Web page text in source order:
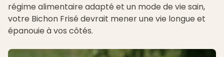
régime alimentaire adapté et un mode de vie sain,
votre Bichon Frisé devrait mener une vie longue et
épanouie à vos côtés.